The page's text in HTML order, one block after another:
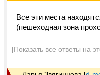
Все эти места
(пешеходная зона
[Показать все ответы на